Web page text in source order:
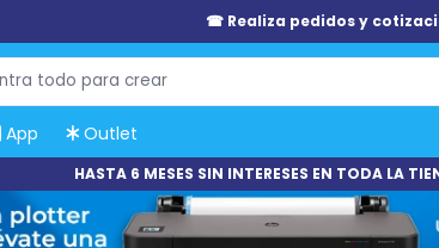
☎ Realiza pedidos y
App Outlet
HASTA 6 MESES SIN INTERESES EN TODA LA